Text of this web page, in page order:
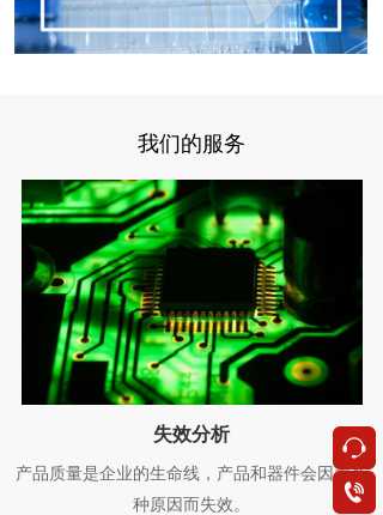
按钮
按钮
我们的服务
失效分析
产品质量是企业的生命线，产品和器件会因为各
种原因而失效。